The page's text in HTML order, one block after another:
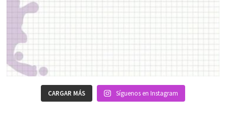
CARGAR MÁS Síguenos en Instagram